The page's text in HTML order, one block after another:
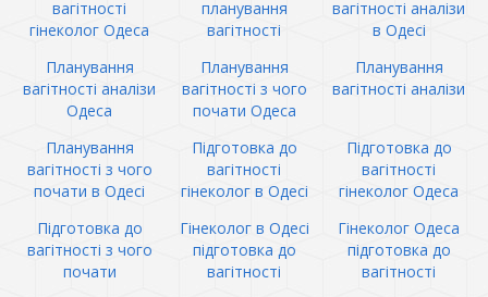
вагітності
гінеколог Одеса
планування
вагітності
вагітності аналізи
в Одесі
Планування
вагітності аналізи
Одеса
Планування
вагітності з чого
почати Одеса
Планування
вагітності аналізи
Планування
вагітності з чого
почати в Одесі
Підготовка до
вагітності
гінеколог в Одесі
Підготовка до
вагітності
гінеколог Одеса
Підготовка до
вагітності з чого
почати
Гінеколог в Одесі
підготовка до
вагітності
Гінеколог Одеса
підготовка до
вагітності